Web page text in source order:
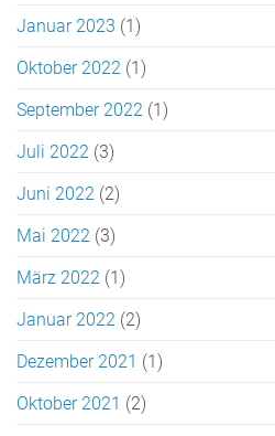
Januar 2023 (1)
Oktober 2022 (1)
September 2022 (1)
Juli 2022 (3)
Juni 2022 (2)
Mai 2022 (3)
März 2022 (1)
Januar 2022 (2)
Dezember 2021 (1)
Oktober 2021 (2)